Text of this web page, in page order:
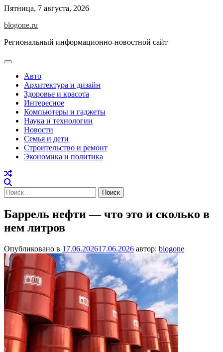
Перейти
содержимому
Пятница, 7 августа, 2026
blogone.ru
Региональный информационно-новостной сайт
Авто
Архитектура и дизайн
Здоровье и красота
Интересное
Компьютеры и гаджеты
Наука и технологии
Новости
Семья и дети
Строительство и ремонт
Экономика и политика
Найти:
Баррель нефти — что это и сколько в
нем литров
Опубликовано в 17.06.202617.06.2026 автор: blogone